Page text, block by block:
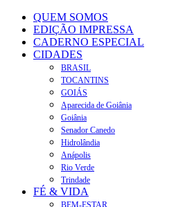
QUEM SOMOS
EDIÇÃO IMPRESSA
CADERNO ESPECIAL
CIDADES
BRASIL
TOCANTINS
GOIÁS
Aparecida de Goiânia
Goiânia
Senador Canedo
Hidrolândia
Anápolis
Rio Verde
Trindade
FÉ & VIDA
BEM-ESTAR